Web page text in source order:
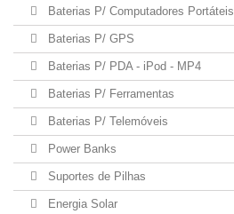
Baterias P/ Computadores Portáteis
Baterias P/ GPS
Baterias P/ PDA - iPod - MP4
Baterias P/ Ferramentas
Baterias P/ Telemóveis
Power Banks
Suportes de Pilhas
Energia Solar